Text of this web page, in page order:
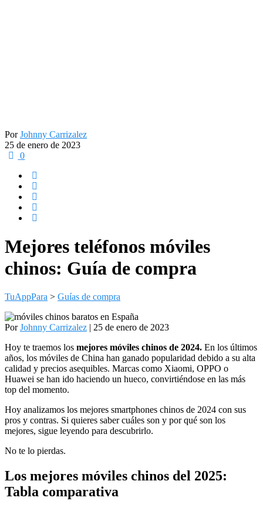
PorJohnny Carrizalez
25 de enero de 2023
0
Mejores teléfonos móviles
chinos: Guía de compra
TuAppPara > Guías de compra
PorJohnny Carrizalez | 25 de enero de 2023
Hoy te traemos los mejores móviles chinos de 2024. En los últimos
años, los móviles de China han ganado popularidad debido a su alta
calidad y precios asequibles. Marcas como Xiaomi, OPPO o
Huawei se han ido haciendo un hueco, convirtiéndose en las más
top del momento.
Hoy analizamos los mejores smartphones chinos de 2024 con sus
pros y contras. Si quieres saber cuáles son y por qué son los
mejores, sigue leyendo para descubrirlo.
No te lo pierdas.
Los mejores móviles chinos del 2025:
Tabla comparativa